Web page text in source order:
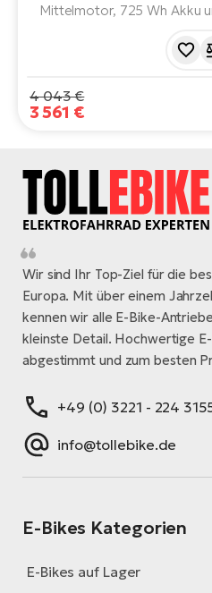
Mittelmotor, 725 Wh Akku
Reichweite von bis zu 150
4 043 €
3 561 €
Wir sind Ihr Top-Ziel für die
Europa. Mit über einem
kennen wir alle E-Bike-
kleinste Detail. Hochwertige
abgestimmt und zum besten
+49 (0) 3221 - 224
info@tollebike.de
E-Bikes Kategorien
E-Bikes auf Lager